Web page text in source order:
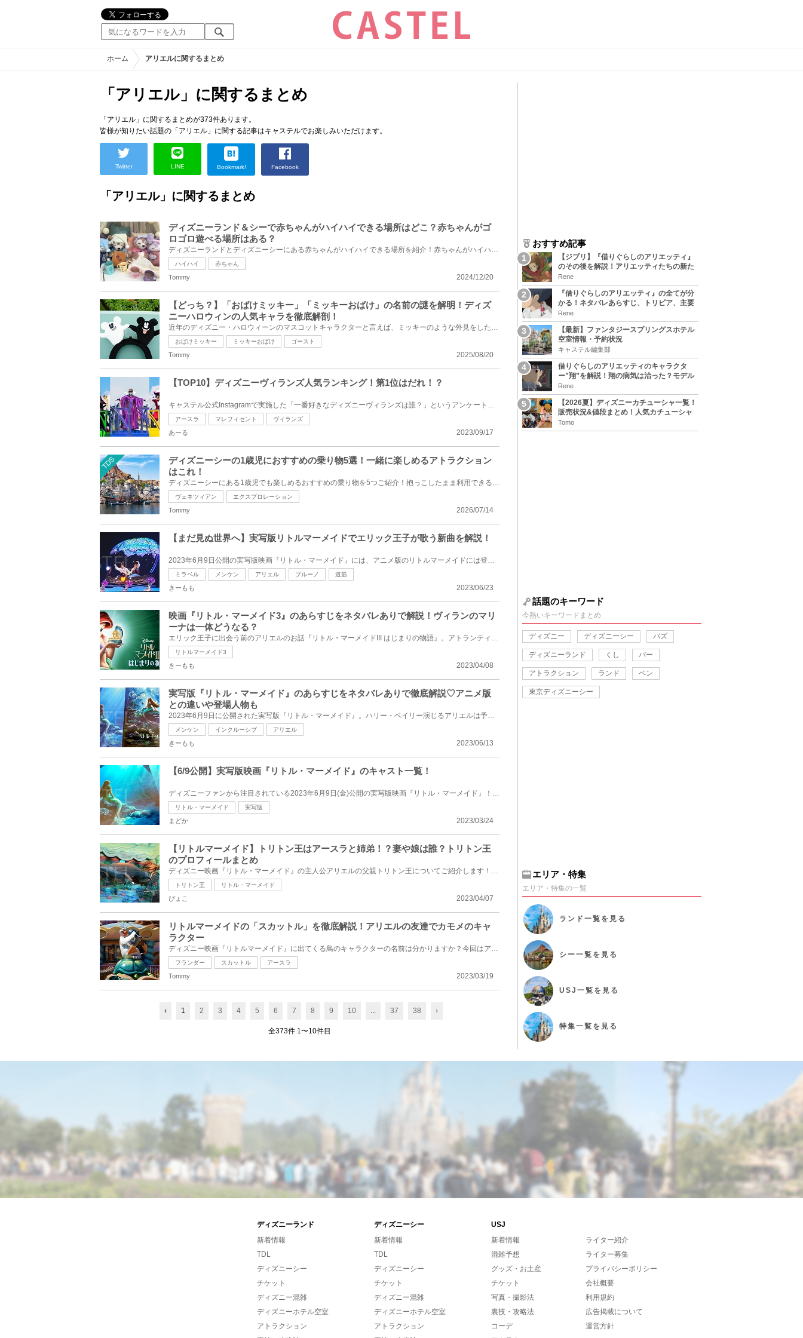
ホーム アリエルに関するまとめ
「アリエル」に関するまとめ
「アリエル」に関するまとめが373件あります。
皆様が知りたい話題の「アリエル」に関する記事はキャステルでお楽しみいただけます。
Twitter LINE Bookmark! Facebook
「アリエル」に関するまとめ
ディズニーランド＆シーで赤ちゃんがハイハイできる場所はどこ？赤ちゃんがゴ
ロゴロ遊べる場所はある？
ディズニーランドとディズニーシーにある赤ちゃんがハイハイできる場所を紹介！赤ちゃんがハイハイでき...
ハイハイ 赤ちゃん
2024/12/20
Tommy
【どっち？】「おばけミッキー」「ミッキーおばけ」の名前の謎を解明！ディズ
ニーハロウィンの人気キャラを徹底解剖！
近年のディズニー・ハロウィーンのマスコットキャラクターと言えば、ミッキーのような外見をしたおばけ...
おばけミッキー ミッキーおばけ ゴースト
2025/08/20
Tommy
【TOP10】ディズニーヴィランズ人気ランキング！第1位はだれ！？
キャステル公式Instagramで実施した「一番好きなディズニーヴィランズは誰？」というアンケートに基づい...
アースラ マレフィセント ヴィランズ
2023/09/17
あーる
TDS
ディズニーシーの1歳児におすすめの乗り物5選！一緒に楽しめるアトラクション
はこれ！
ディズニーシーにある1歳児でも楽しめるおすすめの乗り物を5つご紹介！抱っこしたまま利用できる乗り物...
ヴェネツィアン エクスプロレーション
2026/07/14
Tommy
【まだ見ぬ世界へ】実写版リトルマーメイドでエリック王子が歌う新曲を解説！
2023年6月9日公開の実写版映画『リトル・マーメイド』には、アニメ版のリトルマーメイドには登場しない...
ミラベル メンケン アリエル ブルーノ 道筋
2023/06/23
きーもも
映画『リトル・マーメイド3』のあらすじをネタバレありで解説！ヴィランのマリ
ーナは一体どうなる？
エリック王子に出会う前のアリエルのお話『リトル・マーメイドIII はじまりの物語』。アトランティカを...
リトルマーメイド3
2023/04/08
きーもも
実写版『リトル・マーメイド』のあらすじをネタバレありで徹底解説♡アニメ版
との違いや登場人物も
2023年6月9日に公開された実写版『リトル・マーメイド』。ハリー・ベイリー演じるアリエルは予想を遥か...
メンケン インクルーシブ アリエル
2023/06/13
きーもも
【6/9公開】実写版映画『リトル・マーメイド』のキャスト一覧！
ディズニーファンから注目されている2023年6月9日(金)公開の実写版映画『リトル・マーメイド』！ 子ども...
リトル・マーメイド 実写版
2023/03/24
まどか
【リトルマーメイド】トリトン王はアースラと姉弟！？妻や娘は誰？トリトン王
のプロフィールまとめ
ディズニー映画『リトル・マーメイド』の主人公アリエルの父親トリトン王についてご紹介します！屈強な...
トリトン王 リトル・マーメイド
2023/04/07
ぴょこ
リトルマーメイドの「スカットル」を徹底解説！アリエルの友達でカモメのキャ
ラクター
ディズニー映画『リトルマーメイド』に出てくる鳥のキャラクターの名前は分かりますか？今回はアリエル...
フランダー スカットル アースラ
2023/03/19
Tommy
‹ 1 2 3 4 5 6 7 8 9 10 ... 37 38 ›
全373件 1〜10件目
おすすめ記事
【ジブリ】『借りぐらしのアリエッティ』
のその後を解説！アリエッティたちの新た
な住処は？翔の病気は治る？
Rene
『借りぐらしのアリエッティ』の全てが分
かる！ネタバレあらすじ、トリビア、主要
キャラまとめ！
Rene
【最新】ファンタジースプリングスホテル
空室情報・予約状況
キャステル編集部
借りぐらしのアリエッティのキャラクタ
ー”翔”を解説！翔の病気は治った？モデル
は誰？
Rene
【2026夏】ディズニーカチューシャ一覧！
販売状況&値段まとめ！人気カチューシャ
をチェック
Tomo
話題のキーワード
今熱いキーワードまとめ
ディズニー ディズニーシー バズ
ディズニーランド くし バー
アトラクション ランド ペン
東京ディズニーシー
エリア・特集
エリア・特集の一覧
ランド 一覧を見る
シー一覧を見る
USJ 一覧を見る
特集一覧を見る
ディズニーランド ディズニーシー
USJ
新着情報
TDL
ディズニーシー
チケット
ディズニー混雑
ディズニーホテル空室
アトラクション
新着情報
TDL
ディズニーシー
チケット
ディズニー混雑
ディズニーホテル空室
アトラクション
新着情報
混雑予想
グッズ・お土産
チケット
写真・撮影法
裏技・攻略法
コーデ
ライター紹介
ライター募集
プライバシーポリシー
会社概要
利用規約
広告掲載について
運営方針